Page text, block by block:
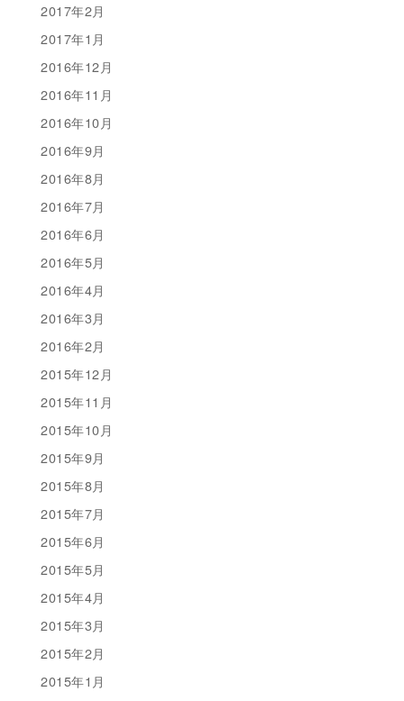
2017年2月
2017年1月
2016年12月
2016年11月
2016年10月
2016年9月
2016年8月
2016年7月
2016年6月
2016年5月
2016年4月
2016年3月
2016年2月
2015年12月
2015年11月
2015年10月
2015年9月
2015年8月
2015年7月
2015年6月
2015年5月
2015年4月
2015年3月
2015年2月
2015年1月